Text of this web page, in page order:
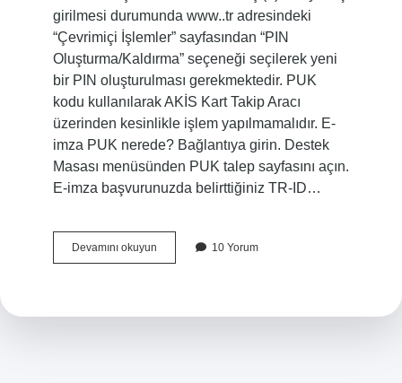
girilmesi durumunda www..tr adresindeki
“Çevrimiçi İşlemler” sayfasından “PIN
Oluşturma/Kaldırma” seçeneği seçilerek yeni
bir PIN oluşturulması gerekmektedir. PUK
kodu kullanılarak AKİS Kart Takip Aracı
üzerinden kesinlikle işlem yapılmamalıdır. E-
imza PUK nerede? Bağlantıya girin. Destek
Masası menüsünden PUK talep sayfasını açın.
E-imza başvurunuzda belirttiğiniz TR-ID…
Devamını okuyunAkis
Kart
10 Yorum